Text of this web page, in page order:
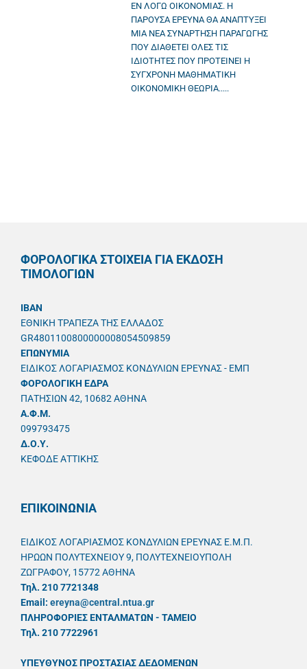
ΕΝ ΛΟΓΩ ΟΙΚΟΝΟΜΙΑΣ. Η
ΠΑΡΟΥΣΑ ΕΡΕΥΝΑ ΘΑ ΑΝΑΠΤΥΞΕΙ
ΜΙΑ ΝΕΑ ΣΥΝΑΡΤΗΣΗ ΠΑΡΑΓΩΓΗΣ
ΠΟΥ ΔΙΑΘΕΤΕΙ ΟΛΕΣ ΤΙΣ
ΙΔΙΟΤΗΤΕΣ ΠΟΥ ΠΡΟΤΕΙΝΕΙ Η
ΣΥΓΧΡΟΝΗ ΜΑΘΗΜΑΤΙΚΗ
ΟΙΚΟΝΟΜΙΚΗ ΘΕΩΡΙΑ.....
ΦΟΡΟΛΟΓΙΚΑ ΣΤΟΙΧΕΙΑ ΓΙΑ ΕΚΔΟΣΗ
ΤΙΜΟΛΟΓΙΩΝ
IBAN
ΕΘΝΙΚΗ ΤΡΑΠΕΖΑ ΤΗΣ ΕΛΛΑΔΟΣ
GR4801100800000008054509859
ΕΠΩΝΥΜΙΑ
ΕΙΔΙΚΟΣ ΛΟΓΑΡΙΑΣΜΟΣ ΚΟΝΔΥΛΙΩΝ ΕΡΕΥΝΑΣ - ΕΜΠ
ΦΟΡΟΛΟΓΙΚΗ ΕΔΡΑ
ΠΑΤΗΣΙΩΝ 42, 10682 ΑΘΗΝΑ
A.Φ.Μ.
099793475
Δ.Ο.Υ.
ΚΕΦΟΔΕ ΑΤΤΙΚΗΣ
ΕΠΙΚΟΙΝΩΝΙΑ
ΕΙΔΙΚΟΣ ΛΟΓΑΡΙΑΣΜΟΣ ΚΟΝΔΥΛΙΩΝ ΕΡΕΥΝΑΣ Ε.Μ.Π.
ΗΡΩΩΝ ΠΟΛΥΤΕΧΝΕΙΟΥ 9, ΠΟΛΥΤΕΧΝΕΙΟΥΠΟΛΗ
ΖΩΓΡΑΦΟΥ, 15772 ΑΘΗΝΑ
Τηλ. 210 7721348
Email: ereyna@central.ntua.gr
ΠΛΗΡΟΦΟΡΙΕΣ ΕΝΤΑΛΜΑΤΩΝ - ΤΑΜΕΙΟ
Τηλ. 210 7722961
ΥΠΕΥΘYΝΟΣ ΠΡΟΣΤΑΣΙΑΣ ΔΕΔΟΜΕΝΩΝ